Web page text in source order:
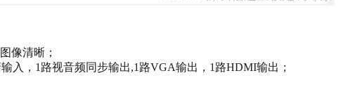
像清晰；
入，1路视音频同步输出,1路VGA输出，1路HDMI输出；